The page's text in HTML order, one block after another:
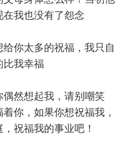
我也没有了怨念
你太多的祝福，我只自
比我幸福
然想起我，请别嘲笑
你，如果你想祝福我，
祝福我的事业吧！